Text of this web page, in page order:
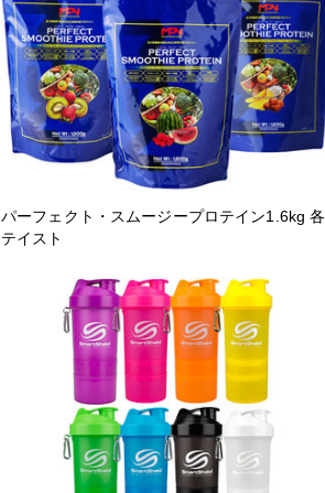
パーフェクト・スムージープロテイン1.6kg 各
テイスト